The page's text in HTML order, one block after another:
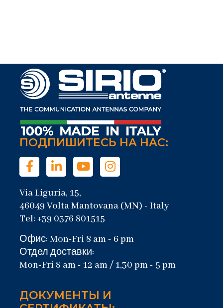
ПОДПИШИТЕСЬ НА НАС:
Via Liguria, 15,
46049 Volta Mantovana (MN) - Italy
Tel: +39 0376 801515
Офис: Mon-Fri 8 am - 6 pm
Отдел доставки:
Mon-Fri 8 am - 12 am / 1,30 pm - 5 pm
ДОКУМЕНТЫ И